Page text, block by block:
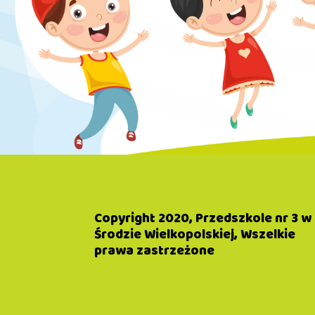
Copyright 2020, Przedszkole nr 3 w
Środzie Wielkopolskiej, Wszelkie
prawa zastrzeżone